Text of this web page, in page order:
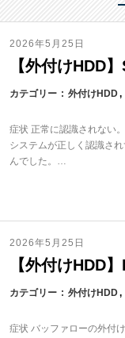
2026年5月25日
【外付けHDD
カテゴリー 外付けHDD
症状 正常に認識されない
システムが正しく認識さ
んでした。…
2026年5月25日
【外付けHDD
カテゴリー 外付けHDD
症状 バッファローの外付